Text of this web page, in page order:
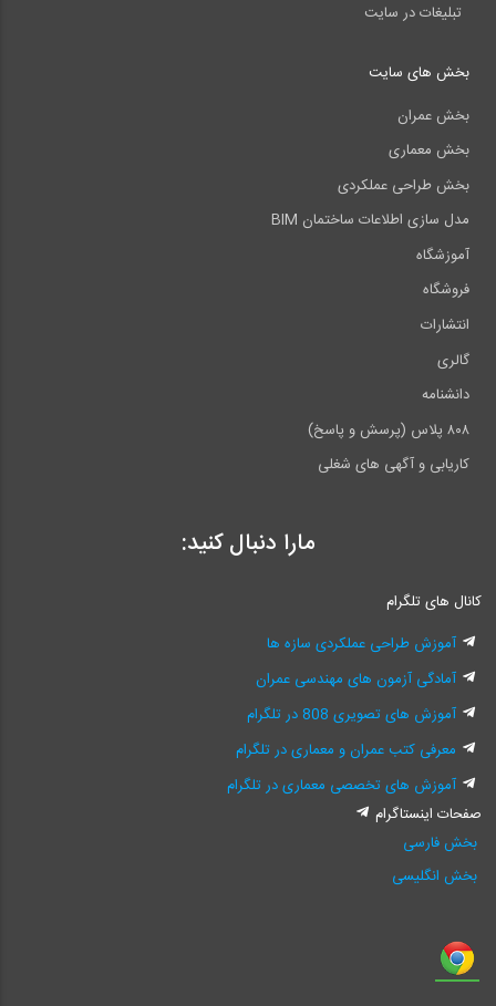
تبلیغات در سایت
بخش های سایت
بخش عمران
بخش معماری
بخش طراحی عملکردی
مدل سازی اطلاعات ساختمان BIM
آموزشگاه
فروشگاه
انتشارات
گالری
دانشنامه
۸۰۸ پلاس (پرسش و پاسخ)
کاریابی و آگهی های شغلی
مارا دنبال کنید:
کانال های تلگرام
آموزش طراحی عملکردی سازه ها
آمادگی آزمون های مهندسی عمران
آموزش های تصویری 808 در تلگرام
معرفی کتب عمران و معماری در تلگرام
آموزش های تخصصی معماری در تلگرام
صفحات اینستاگرام
بخش فارسی
بخش انگلیسی